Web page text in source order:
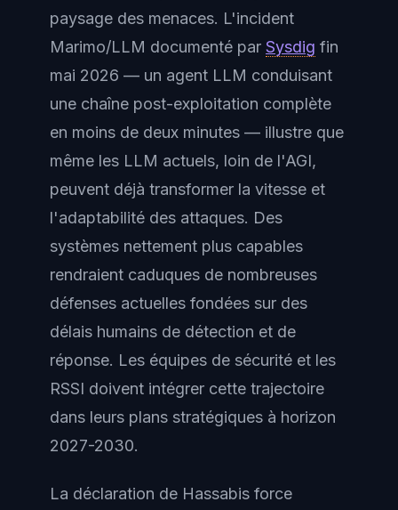
paysage des menaces. L'incident
Marimo/LLM documenté par Sysdig fin
mai 2026 — un agent LLM conduisant
une chaîne post-exploitation complète
en moins de deux minutes — illustre que
même les LLM actuels, loin de l'AGI,
peuvent déjà transformer la vitesse et
l'adaptabilité des attaques. Des
systèmes nettement plus capables
rendraient caduques de nombreuses
défenses actuelles fondées sur des
délais humains de détection et de
réponse. Les équipes de sécurité et les
RSSI doivent intégrer cette trajectoire
dans leurs plans stratégiques à horizon
2027-2030.
La déclaration de Hassabis force